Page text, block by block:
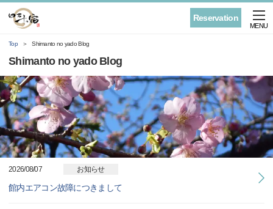
Reservation
MENU
Top Shimanto no yado Blog
Shimanto no yado Blog
2026/08/07 お知らせ
館内エアコン故障につきまして